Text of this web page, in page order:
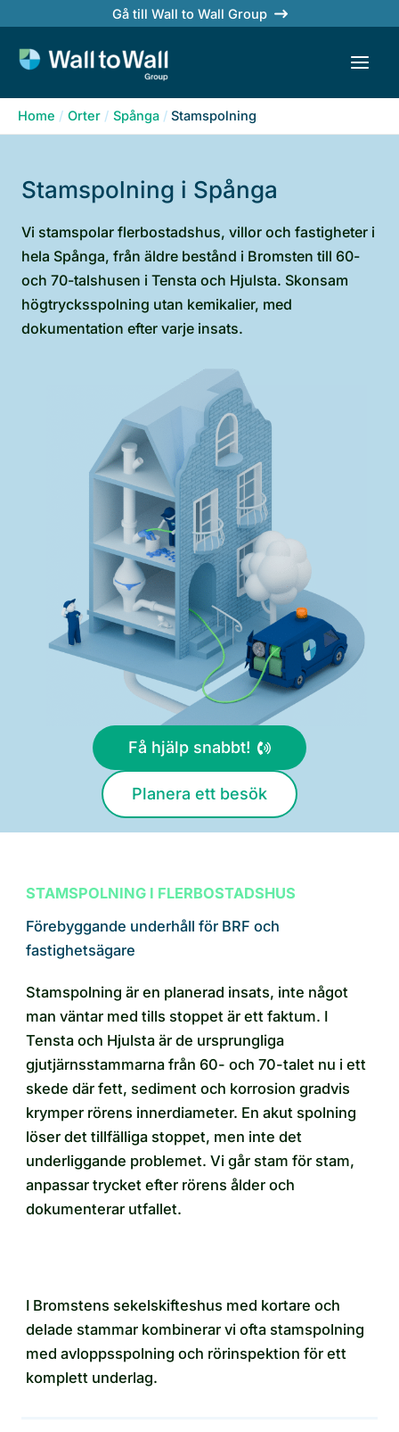
content
Gå till Wall to Wall Group
Home Orter Spånga Stamspolning
Stamspolning i Spånga
Vi stamspolar flerbostadshus, villor och fastigheter i
hela Spånga, från äldre bestånd i Bromsten till 60-
och 70-talshusen i Tensta och Hjulsta. Skonsam
högtrycksspolning utan kemikalier, med
dokumentation efter varje insats.
Få hjälp snabbt!
Planera ett besök
STAMSPOLNING I FLERBOSTADSHUS
Förebyggande underhåll för BRF och
fastighetsägare
Stamspolning är en planerad insats, inte något
man väntar med tills stoppet är ett faktum. I
Tensta och Hjulsta är de ursprungliga
gjutjärnsstammarna från 60- och 70-talet nu i ett
skede där fett, sediment och korrosion gradvis
krymper rörens innerdiameter. En akut spolning
löser det tillfälliga stoppet, men inte det
underliggande problemet. Vi går stam för stam,
anpassar trycket efter rörens ålder och
dokumenterar utfallet.
I Bromstens sekelskifteshus med kortare och
delade stammar kombinerar vi ofta stamspolning
med avloppsspolning och rörinspektion för ett
komplett underlag.